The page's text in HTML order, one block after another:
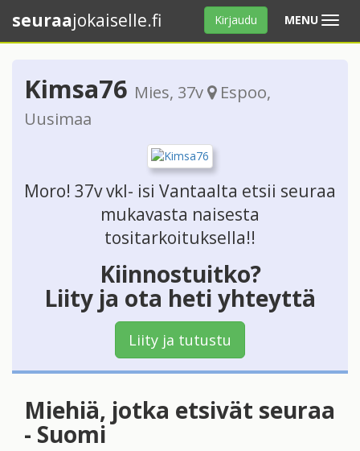
MENU Avaa
valikko
seuraajokaiselle.fi Kirjaudu
Kimsa76 Mies, 37v Espoo,
Uusimaa
Moro! 37v vkl- isi Vantaalta etsii seuraa
mukavasta naisesta
tositarkoituksella!!
Kiinnostuitko?
Liity ja ota heti yhteyttä
Liity ja tutustu
Miehiä, jotka etsivät seuraa
- Suomi